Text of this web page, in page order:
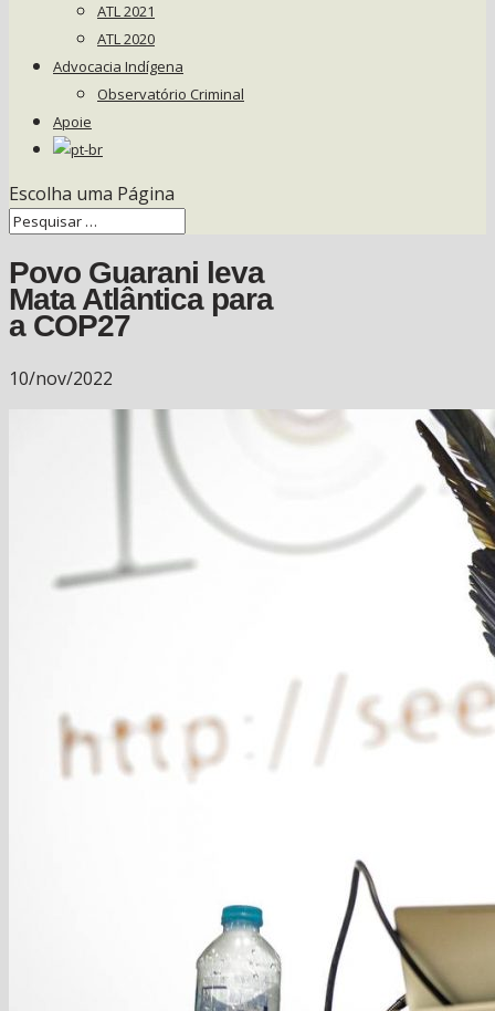
ATL 2021
ATL 2020
Advocacia Indígena
Observatório Criminal
Apoie
Escolha uma Página
Povo Guarani leva
Mata Atlântica para
a COP27
10/nov/2022